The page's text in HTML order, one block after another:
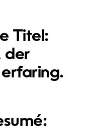
Titel:
der